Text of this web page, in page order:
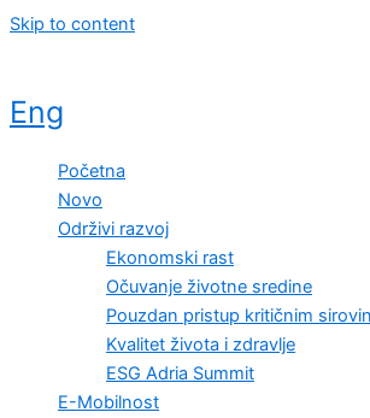
Skip to content
Eng
Početna
Novo
Održivi razvoj
Ekonomski rast
Očuvanje životne sredine
Pouzdan pristup kritičnim
Kvalitet života i zdravlje
ESG Adria Summit
E-Mobilnost